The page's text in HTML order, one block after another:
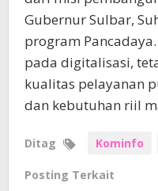
Gubernur Sulbar,
program
pada digitalisasi,
kualitas pelayanan
dan kebutuhan riil
Ditag Kominfo
Posting Terkait